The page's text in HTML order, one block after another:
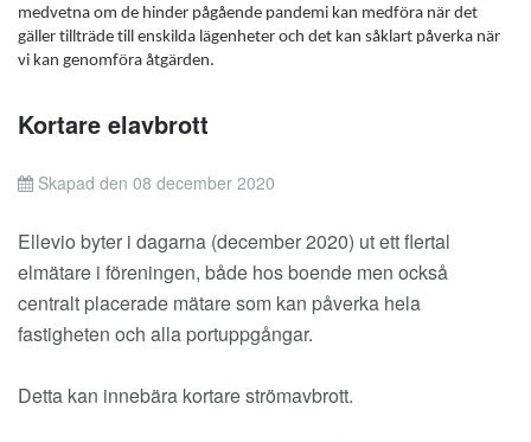
medvetna om de hinder pågående pandemi kan medföra när det
gäller tillträde till enskilda lägenheter och det kan såklart påverka när
vi kan genomföra åtgärden.
Kortare elavbrott
Skapad den 08 december 2020
Ellevio byter i dagarna (december 2020) ut ett flertal
elmätare i föreningen, både hos boende men också
centralt placerade mätare som kan påverka hela
fastigheten och alla portuppgångar.
Detta kan innebära kortare strömavbrott.